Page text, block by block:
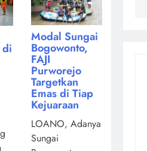
di
Modal Sungai
Bogowonto,
FAJI
Purworejo
Targetkan
Emas di Tiap
Kejuaraan
LOANO, Adanya
Sungai